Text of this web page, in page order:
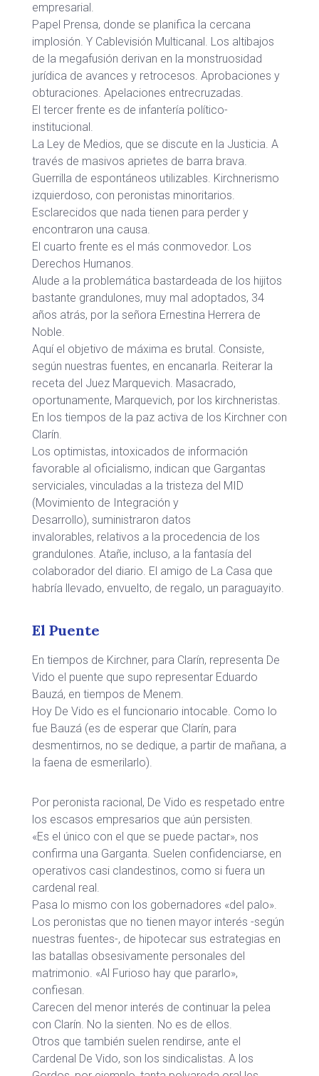
empresarial.
Papel Prensa, donde se planifica la cercana
implosión. Y Cablevisión Multicanal. Los altibajos
de la megafusión derivan en la monstruosidad
jurídica de avances y retrocesos. Aprobaciones y
obturaciones. Apelaciones entrecruzadas.
El tercer frente es de infantería político-
institucional.
La Ley de Medios, que se discute en la Justicia. A
través de masivos aprietes de barra brava.
Guerrilla de espontáneos utilizables. Kirchnerismo
izquierdoso, con peronistas minoritarios.
Esclarecidos que nada tienen para perder y
encontraron una causa.
El cuarto frente es el más conmovedor. Los
Derechos Humanos.
Alude a la problemática bastardeada de los hijitos
bastante grandulones, muy mal adoptados, 34
años atrás, por la señora Ernestina Herrera de
Noble.
Aquí el objetivo de máxima es brutal. Consiste,
según nuestras fuentes, en encanarla. Reiterar la
receta del Juez Marquevich. Masacrado,
oportunamente, Marquevich, por los kirchneristas.
En los tiempos de la paz activa de los Kirchner con
Clarín.
Los optimistas, intoxicados de información
favorable al oficialismo, indican que Gargantas
serviciales, vinculadas a la tristeza del MID
(Movimiento de Integración y
Desarrollo), suministraron datos
invalorables, relativos a la procedencia de los
grandulones. Atañe, incluso, a la fantasía del
colaborador del diario. El amigo de La Casa que
habría llevado, envuelto, de regalo, un paraguayito.
El Puente
En tiempos de Kirchner, para Clarín, representa De
Vido el puente que supo representar Eduardo
Bauzá, en tiempos de Menem.
Hoy De Vido es el funcionario intocable. Como lo
fue Bauzá (es de esperar que Clarín, para
desmentirnos, no se dedique, a partir de mañana, a
la faena de esmerilarlo).
Por peronista racional, De Vido es respetado entre
los escasos empresarios que aún persisten.
«Es el único con el que se puede pactar», nos
confirma una Garganta. Suelen confidenciarse, en
operativos casi clandestinos, como si fuera un
cardenal real.
Pasa lo mismo con los gobernadores «del palo».
Los peronistas que no tienen mayor interés -según
nuestras fuentes-, de hipotecar sus estrategias en
las batallas obsesivamente personales del
matrimonio. «Al Furioso hay que pararlo»,
confiesan.
Carecen del menor interés de continuar la pelea
con Clarín. No la sienten. No es de ellos.
Otros que también suelen rendirse, ante el
Cardenal De Vido, son los sindicalistas. A los